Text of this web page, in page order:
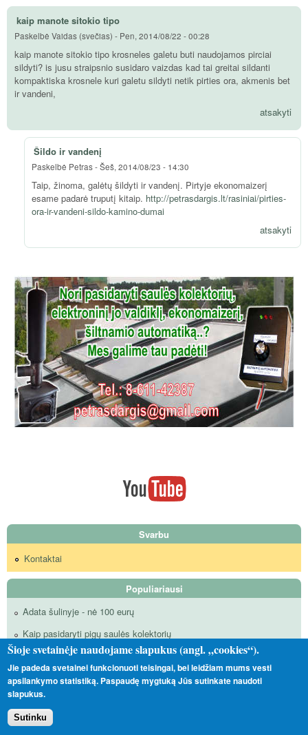
kaip manote sitokio tipo
Paskelbė Vaidas (svečias) - Pen, 2014/08/22 - 00:28
kaip manote sitokio tipo krosneles galetu buti naudojamos pirciai
sildyti? is jusu straipsnio susidaro vaizdas kad tai greitai sildanti
kompaktiska krosnele kuri galetu sildyti netik pirties ora, akmenis bet
ir vandeni,
atsakyti
Šildo ir vandenį
Paskelbė Petras-Šeš, 2014/08/23 - 14:30
Taip, žinoma, galėtų šildyti ir vandenį. Pirtyje ekonomaizerį
esame padarė truputį kitaip. http://petrasdargis.lt/rasiniai/pirties-
ora-ir-vandeni-sildo-kamino-dumai
atsakyti
Svarbu
Kontaktai
Populiariausi
Adata šulinyje - nė 100 eurų
Kaip pasidaryti pigų saulės kolektorių
Reaktyvinis ekonomaizeris taupo malkas ir didina kamino trauką
Galingas saulės kolektorius už kelias dešimtis litų
Saulės kolektorių jungimo schemos
Savadarbis valdiklis saulės kolektoriui
Šioje svetainėje naudojame slapukus (angl. „cookies“).
Jie padeda svetainei funkcionuoti teisingai, bei leidžiam mums vesti
apsilankymo statistiką. Paspaudę mygtuką Jūs sutinkate naudoti
slapukus.
Sutinku